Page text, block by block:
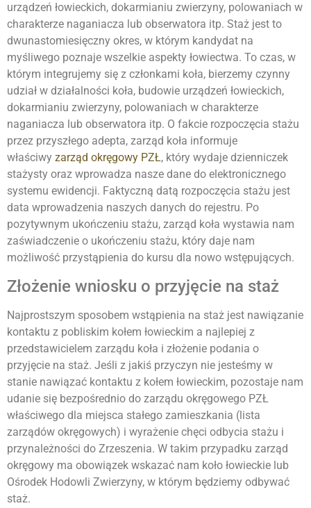
urządzeń łowieckich, dokarmianiu zwierzyny, polowaniach w
charakterze naganiacza lub obserwatora itp. Staż jest to
dwunastomiesięczny okres, w którym kandydat na
myśliwego poznaje wszelkie aspekty łowiectwa. To czas, w
którym integrujemy się z członkami koła, bierzemy czynny
udział w działalności koła, budowie urządzeń łowieckich,
dokarmianiu zwierzyny, polowaniach w charakterze
naganiacza lub obserwatora itp. O fakcie rozpoczęcia stażu
przez przyszłego adepta, zarząd koła informuje
właściwy zarząd okręgowy PZŁ, który wydaje dzienniczek
stażysty oraz wprowadza nasze dane do elektronicznego
systemu ewidencji. Faktyczną datą rozpoczęcia stażu jest
data wprowadzenia naszych danych do rejestru. Po
pozytywnym ukończeniu stażu, zarząd koła wystawia nam
zaświadczenie o ukończeniu stażu, który daje nam
możliwość przystąpienia do kursu dla nowo wstępujących.
Złożenie wniosku o przyjęcie na staż
Najprostszym sposobem wstąpienia na staż jest nawiązanie
kontaktu z pobliskim kołem łowieckim a najlepiej z
przedstawicielem zarządu koła i złożenie podania o
przyjęcie na staż. Jeśli z jakiś przyczyn nie jesteśmy w
stanie nawiązać kontaktu z kołem łowieckim, pozostaje nam
udanie się bezpośrednio do zarządu okręgowego PZŁ
właściwego dla miejsca stałego zamieszkania (lista
zarządów okręgowych) i wyrażenie chęci odbycia stażu i
przynależności do Zrzeszenia. W takim przypadku zarząd
okręgowy ma obowiązek wskazać nam koło łowieckie lub
Ośrodek Hodowli Zwierzyny, w którym będziemy odbywać
staż.